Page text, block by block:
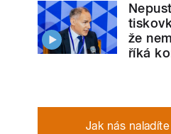
že
říká
Jak nás